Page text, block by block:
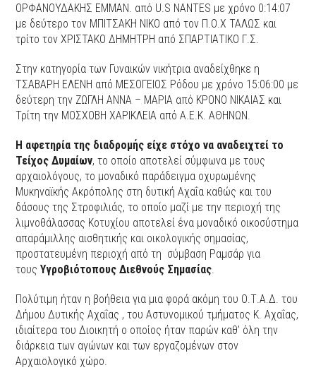
ΟΡΦΑΝΟΥΔΑΚΗΣ ΕΜΜΑΝ. από U.S NANTES με χρόνο 0:14:07
με δεύτερο τον ΜΠΙΤΣΑΚΗ ΝΙΚΟ από τον Π.Ο.Χ ΤΑΛΩΣ και
τρίτο τον ΧΡΙΣΤΑΚΟ ΔΗΜΗΤΡΗ από ΣΠΑΡΤΙΑΤΙΚΟ Γ.Σ.
Στην κατηγορία των Γυναικών νικήτρια αναδείχθηκε η
ΤΣΑΒΑΡΗ ΕΛΕΝΗ από ΜΕΣΟΓΕΙΟΣ Ρόδου με χρόνο 15:06:00 με
δεύτερη την ΖΩΓΛΗ ΑΝΝΑ – ΜΑΡΙΑ από ΚΡΟΝΟ ΝΙΚΑΙΑΣ και
Τρίτη την ΜΟΣΧΟΒΗ ΧΑΡΙΚΛΕΙΑ από Α.Ε.Κ. ΑΘΗΝΩΝ.
Η αφετηρία της διαδρομής είχε στόχο να αναδειχτεί το
Τείχος Δυμαίων, το οποίο αποτελεί σύμφωνα με τους
αρχαιολόγους, το μοναδικό παράδειγμα οχυρωμένης
Μυκηναϊκής Ακρόπολης στη δυτική Αχαΐα καθώς και του
δάσους της Στροφιλιάς, το οποίο μαζί με την περιοχή της
λιμνοθάλασσας Κοτυχίου αποτελεί ένα μοναδικό οικοσύστημα
απαράμιλλης αισθητικής και οικολογικής σημασίας,
προστατευμένη περιοχή από τη σύμβαση Ραμσάρ για
τουςΥγροβιότοπους Διεθνούς Σημασίας.
Πολύτιμη ήταν η βοήθεια για μια φορά ακόμη του Ο.Τ.Α.Δ. του
Δήμου Δυτικής Αχαΐας , του Αστυνομικού τμήματος Κ. Αχαΐας,
ιδιαίτερα του Διοικητή ο οποίος ήταν παρών καθ’ όλη την
διάρκεια των αγώνων και των εργαζομένων στον
Αρχαιολογικό χώρο.